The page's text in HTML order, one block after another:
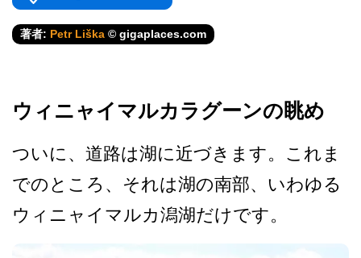
著者: Petr Liška © gigaplaces.com
ウィニャイマルカラグーンの眺め
ついに、道路は湖に近づきま­す。これま
でのところ、それは湖の南部、いわゆる
ウ­ィニャイマルカ潟湖だけです。